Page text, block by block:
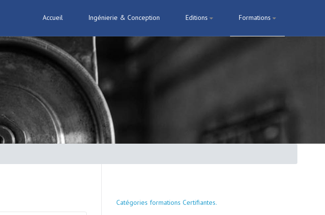
Accueil Ingénierie & Conception Editions Formations
Catégories formations Certifiantes